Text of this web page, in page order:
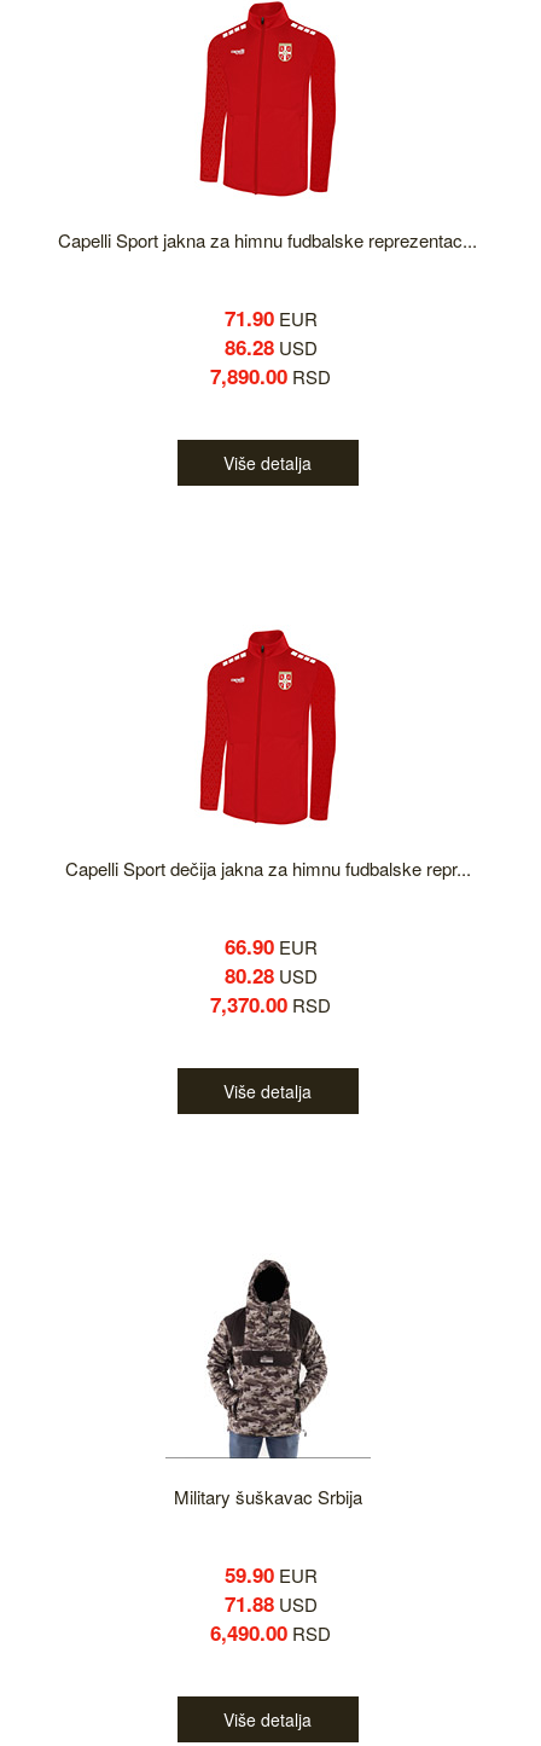
Capelli Sport jakna za himnu fudbalske reprezentac...
71.90EUR
86.28USD
7,890.00 RSD
Više detalja
Capelli Sport dečija jakna za himnu fudbalske repr...
66.90EUR
80.28USD
7,370.00 RSD
Više detalja
Military šuškavac Srbija
59.90EUR
71.88USD
6,490.00 RSD
Više detalja